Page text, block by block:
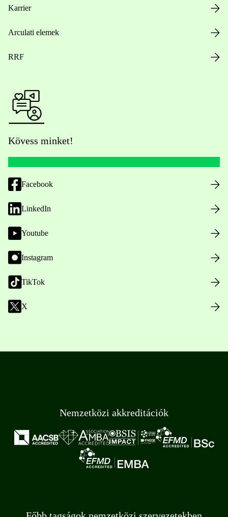
Karrier
Arculati elemek
RRF
Kövess minket!
Facebook
LinkedIn
Youtube
Instagram
TikTok
X
Nemzetközi akkreditációk